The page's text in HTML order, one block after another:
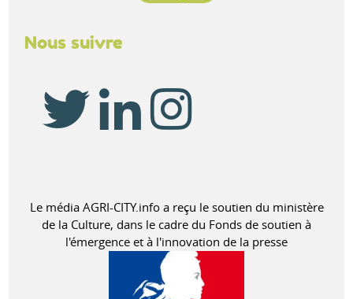
Nous suivre
Le média AGRI-CITY.info a reçu le soutien du ministère
de la Culture, dans le cadre du Fonds de soutien à
l'émergence et à l'innovation de la presse